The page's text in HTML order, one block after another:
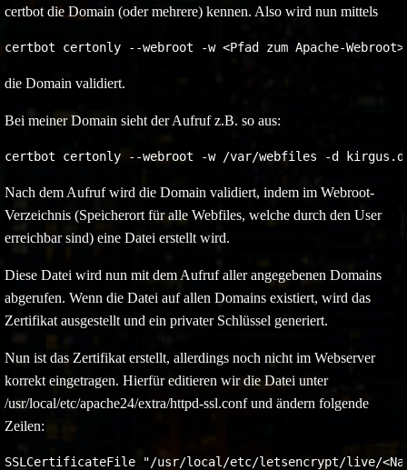
certbot die Domain (oder mehrere) kennen. Also wird nun mittels
certbot certonly --webroot -w <Pfad zum Apache-Webroot>
die Domain validiert.
Bei meiner Domain sieht der Aufruf z.B. so aus:
certbot certonly --webroot -w /var/webfiles -d
Nach dem Aufruf wird die Domain validiert, indem im Webroot-
Verzeichnis (Speicherort für alle Webfiles, welche durch den User
erreichbar sind) eine Datei erstellt wird.
Diese Datei wird nun mit dem Aufruf aller angegebenen Domains
abgerufen. Wenn die Datei auf allen Domains existiert, wird das
Zertifikat ausgestellt und ein privater Schlüssel generiert.
Nun ist das Zertifikat erstellt, allerdings noch nicht im Webserver
korrekt eingetragen. Hierfür editieren wir die Datei unter
/usr/local/etc/apache24/extra/httpd-ssl.conf und ändern folgende
Zeilen:
SSLCertificateFile "/usr/local/etc/letsencrypt/live/